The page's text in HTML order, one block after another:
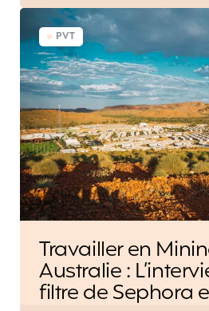
PVT
Travailler en
Australie :
filtre de Sephora